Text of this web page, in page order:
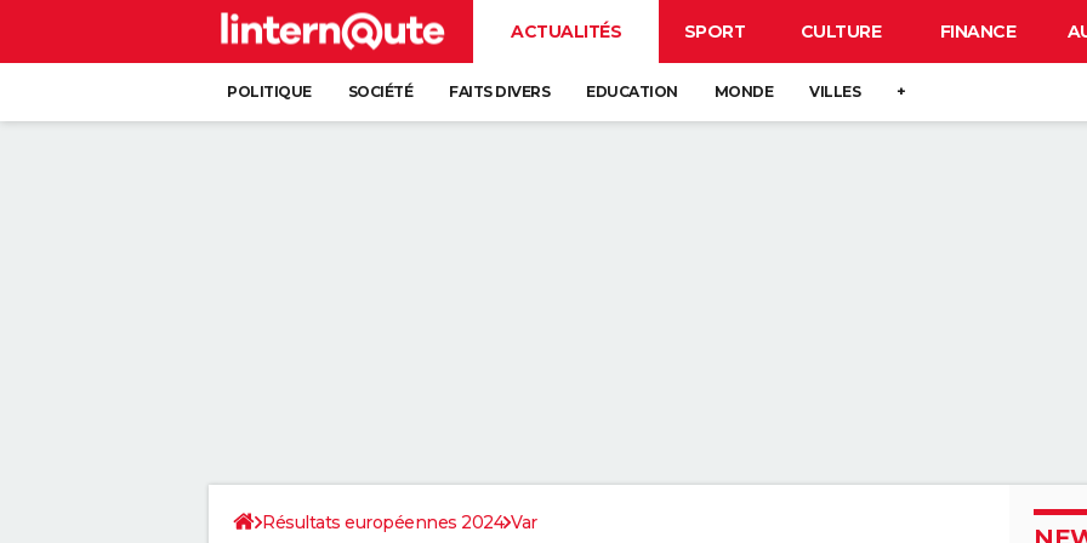
ACTUALITÉS SPORT CULTURE FINANCE
POLITIQUE SOCIÉTÉ FAITS DIVERS EDUCATION MONDE VILLES +
Résultats européennes 2024 Var